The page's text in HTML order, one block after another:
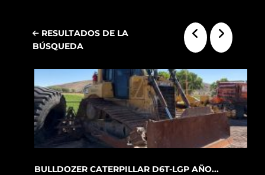
RESULTADOS DE LA
BÚSQUEDA
BULLDOZER CATERPILLAR D6T-LGP AÑO...